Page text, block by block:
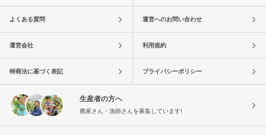
よくある質問 運営へのお問い合わせ
運営会社 利用規約
特商法に基づく表記 プライバシーポリシー
生産者の方へ
農家さん・漁師さんを募集しています!